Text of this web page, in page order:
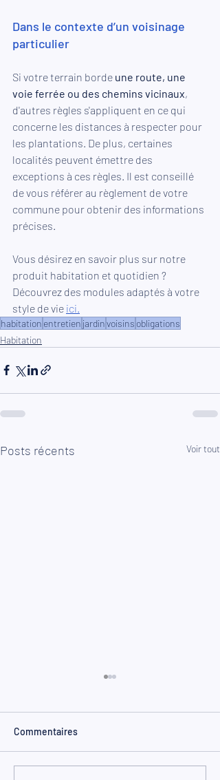
Dans le contexte d’un voisinage
particulier
Si votre terrain borde une route, une
voie ferrée ou des chemins vicinaux,
d'autres règles s'appliquent en ce qui
concerne les distances à respecter pour
les plantations. De plus, certaines
localités peuvent émettre des
exceptions à ces règles. Il est conseillé
de vous référer au règlement de votre
commune pour obtenir des informations
précises.
Vous désirez en savoir plus sur notre
produit habitation et quotidien ?
Découvrez des modules adaptés à votre
style de vie ici
habitation entretien jardinvoisins obligations
Habitation
Posts récents Voir tout
Commentaires